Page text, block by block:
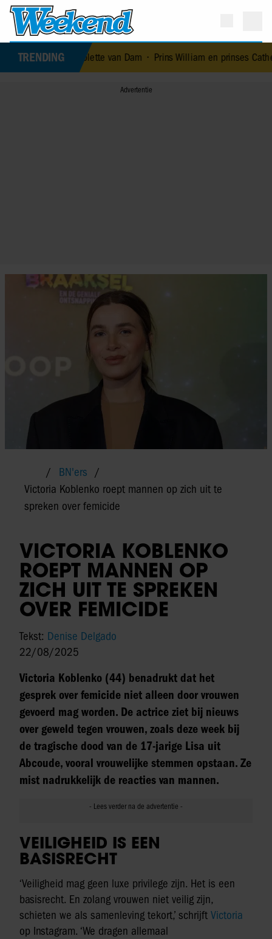
TRENDING
van Dam •Prins William en prinses Catherine nemen
BN'ers
Victoria Koblenko roept mannen op zich uit te
spreken over femicide
VICTORIA KOBLENKO
ROEPT MANNEN OP
ZICH UIT TE SPREKEN
OVER FEMICIDE
Tekst: Denise Delgado
22/08/2025
Victoria Koblenko (44) benadrukt dat het
gesprek over femicide niet alleen door vrouwen
gevoerd mag worden. De actrice ziet bij nieuws
over geweld tegen vrouwen, zoals deze week bij
de tragische dood van de 17-jarige Lisa uit
Abcoude, vooral vrouwelijke stemmen opstaan. Ze
mist nadrukkelijk de reacties van mannen.
VEILIGHEID IS EEN
BASISRECHT
‘Veiligheid mag geen luxe privilege zijn. Het is een
basisrecht. En zolang vrouwen niet veilig zijn,
schieten we als samenleving tekort,’ schrijft Victoria
op Instagram. ‘We dragen allemaal